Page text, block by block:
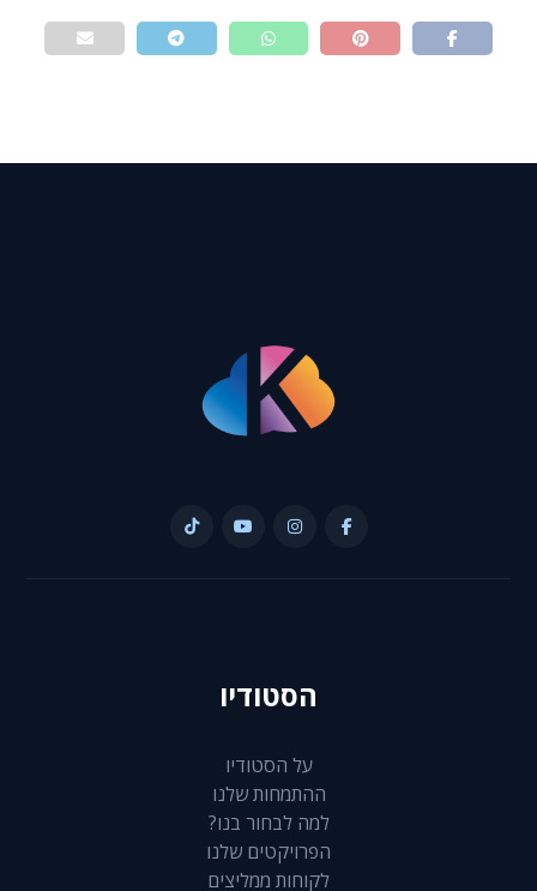
הסטודיו
על הסטודיו
ההתמחות שלנו
למה לבחור בנו?
הפרויקטים שלנו
לקוחות ממליצים